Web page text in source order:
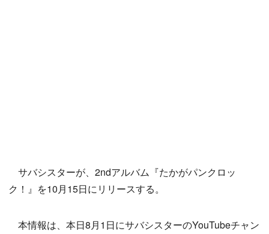
サバシスターが、2ndアルバム『たかがパンクロッ
ク！』を10月15日にリリースする。
本情報は、本日8月1日にサバシスターのYouTubeチャン